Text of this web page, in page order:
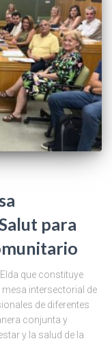
para
que constituye
intersectorial de
de diferentes
conjunta y
y la salud de la